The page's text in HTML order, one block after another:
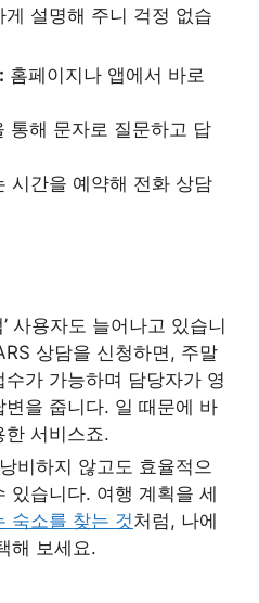
설명해 주니 걱정 없습
홈페이지나 앱에서 바로
통해 문자로 질문하고 답
시간을 예약해 전화 상담
사용자도 늘어나고 있습니
상담을 신청하면, 주말
가 가능하며 담당자가 영
을 줍니다. 일 때문에 바
한 서비스죠.
비하지 않고도 효율적으
있습니다. 여행 계획을 세
숙소를 찾는 것처럼, 나에
해 보세요.